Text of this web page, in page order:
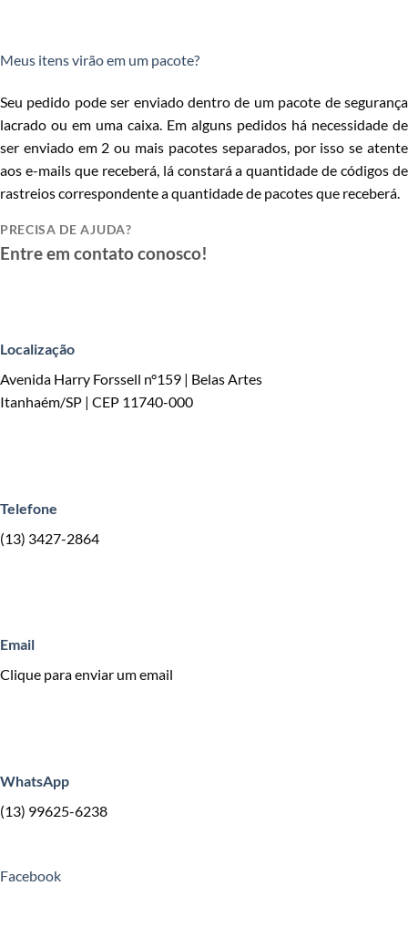
Meus itens virão em um pacote?
Seu pedido pode ser enviado dentro de um pacote de segurança
lacrado ou em uma caixa. Em alguns pedidos há necessidade de
ser enviado em 2 ou mais pacotes separados, por isso se atente
aos e-mails que receberá, lá constará a quantidade de códigos de
rastreios correspondente a quantidade de pacotes que receberá.
PRECISA DE AJUDA?
Entre em contato conosco!
Localização
Avenida Harry Forssell n°159 | Belas Artes
Itanhaém/SP | CEP 11740-000
Telefone
(13) 3427-2864
Email
Clique para enviar um email
WhatsApp
(13) 99625-6238
Facebook